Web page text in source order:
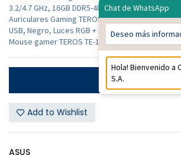
3.2/4.7 GHz, 16GB DDR5-4800 +
Auriculares Gaming TEROS TE-8170N estéreo
USB, Negro, Luces RGB +
Mouse gamer TEROS TE-1210G, 7 botones, RGB,
Contáctanos
Add to Wishlist
ASUS
Chat de WhatsApp
Deseo más